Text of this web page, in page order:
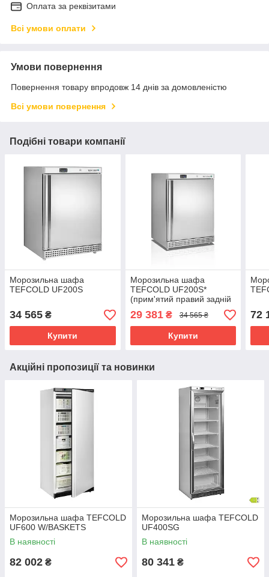
Оплата за реквізитами
Всі умови оплати
Умови повернення
Повернення товару впродовж 14 днів за домовленістю
Всі умови повернення
Подібні товари компанії
Морозильна шафа
TEFCOLD UF200S
34 565 ₴
Купити
Морозильна шафа
TEFCOLD UF200S*
(прим'ятий правий задній
ріг)
29 381₴ 34 565 ₴
Купити
72
Акційні пропозиції та новинки
Морозильна шафа TEFCOLD
UF600 W/BASKETS
В наявності
82 002 ₴
Морозильна шафа TEFCOLD
UF400SG
В наявності
80 341 ₴